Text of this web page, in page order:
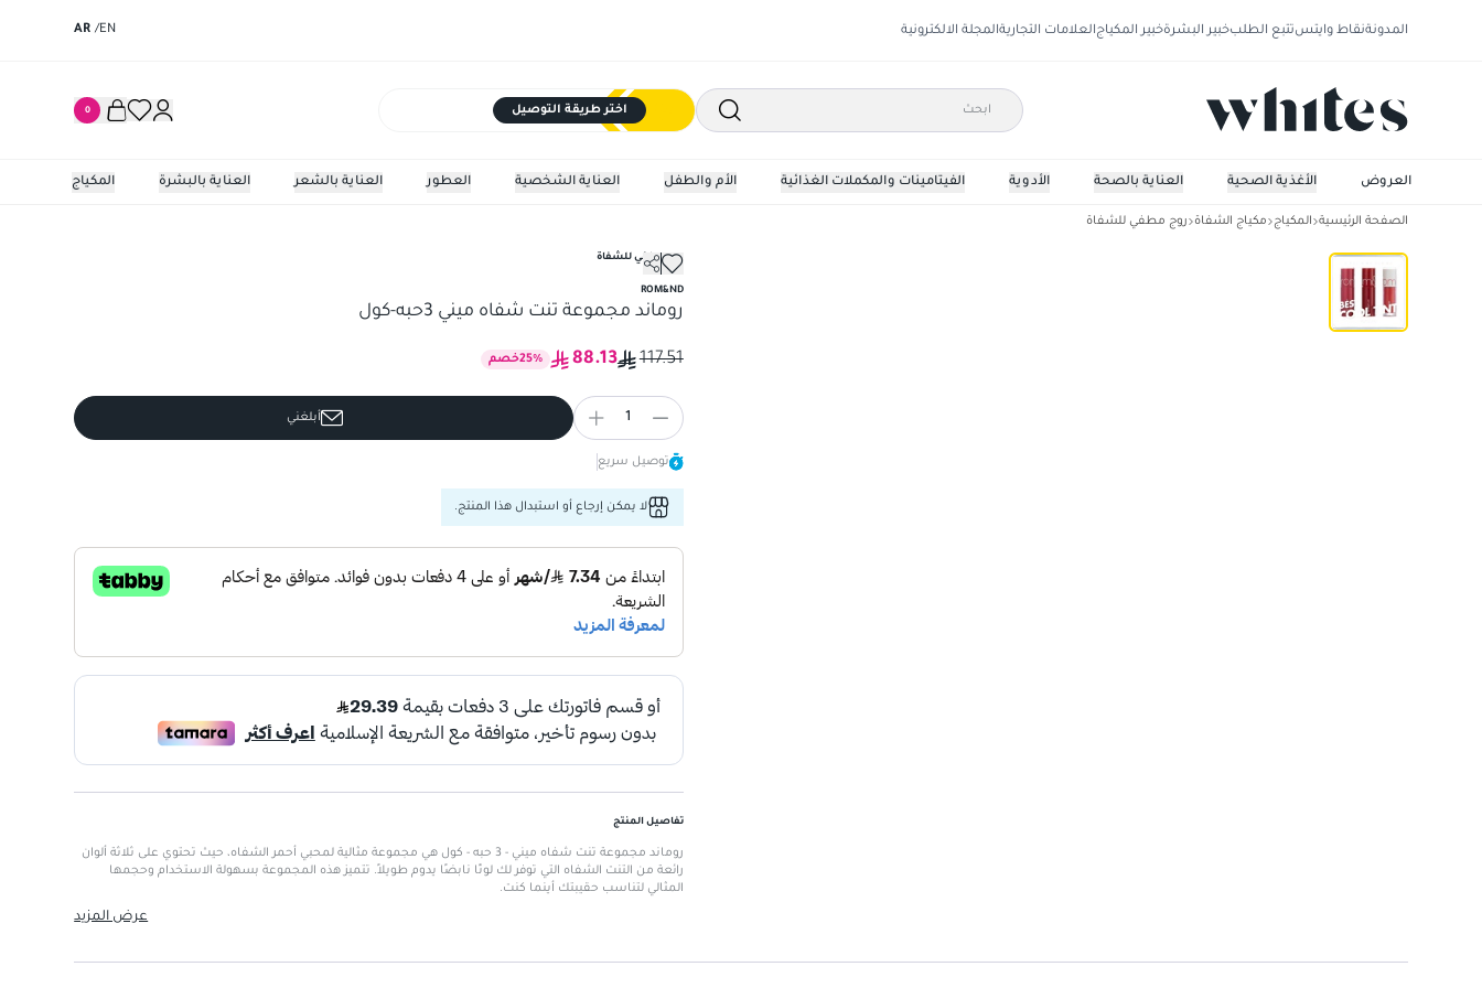
المدونةنقاط وايتستتبع الطلبخبير البشرةخبير المكياجالعلامات التجاريةالمجلة الالكترونية EN
/
AR
اختر طريقة التوصيل 0
المكياج العناية بالبشرة العناية بالشعر العطور العناية الشخصية الأم والطفل الفيتامينات والمكملات الغذائية الأدوية العناية بالصحة الأغذية الصحية العروض
الصفحة الرئيسية المكياج مكياج الشفاة روج مطفي للشفاة
روج مطفي للشفاة
ROM&ND
روماند مجموعة تنت شفاه ميني 3حبه-كول
117.51
88.13
25% خصم
1 أبلغني
توصيل سريع
لا يمكن إرجاع أو استبدال هذا المنتج.
تفاصيل المنتج
روماند مجموعة تنت شفاه ميني - 3 حبه - كول هي مجموعة مثالية لمحبي أحمر الشفاه، حيث تحتوي على ثلاثة ألوان
رائعة من التنت الشفاه التي توفر لك لونًا نابضًا يدوم طويلاً. تتميز هذه المجموعة بسهولة الاستخدام وحجمها
المثالي لتناسب حقيبتك أينما كنت.
سهلة التطبيق، مثالية للاستخدام اليومي.
عرض المزيد